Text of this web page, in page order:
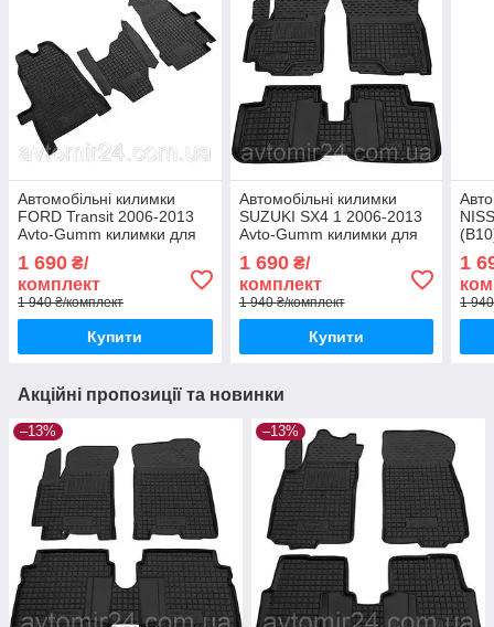
Автомобільні килимки
FORD Transit 2006-2013
Avto-Gumm килимки для
2013 Автогум
1 690 ₴/
комплект
1 940 ₴/комплект
Купити
Автомобільні килимки
SUZUKI SX4 1 2006-2013
Avto-Gumm килимки для
2013 Автогум
1 690₴/
комплект
1 940 ₴/комплект
Купити
1
1
Акційні пропозиції та новинки
–13% –13%